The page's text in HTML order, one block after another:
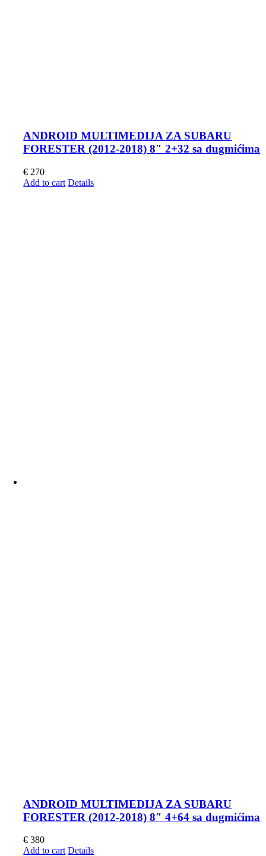
ANDROID MULTIMEDIJA ZA SUBARU
FORESTER (2012-2018) 8″ 2+32 sa dugmićima
€ 270
Add to cart Details
ANDROID MULTIMEDIJA ZA SUBARU
FORESTER (2012-2018) 8″ 4+64 sa dugmićima
€ 380
Add to cart Details